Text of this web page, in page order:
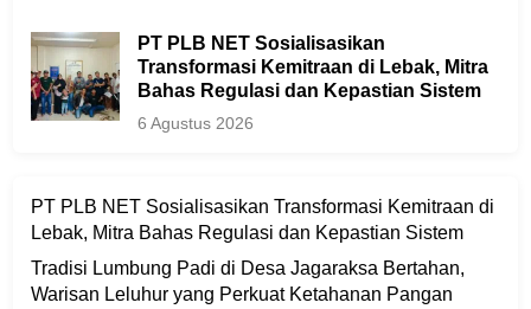
PT PLB NET Sosialisasikan
Transformasi Kemitraan di Lebak, Mitra
Bahas Regulasi dan Kepastian Sistem
6 Agustus 2026
PT PLB NET Sosialisasikan Transformasi Kemitraan di
Lebak, Mitra Bahas Regulasi dan Kepastian Sistem
Tradisi Lumbung Padi di Desa Jagaraksa Bertahan,
Warisan Leluhur yang Perkuat Ketahanan Pangan